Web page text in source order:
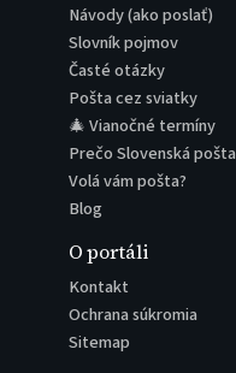
Návody (ako poslať)
Slovník pojmov
Časté otázky
Pošta cez sviatky
🎄 Vianočné termíny
Prečo Slovenská pošta
Volá vám pošta?
Blog
O portáli
Kontakt
Ochrana súkromia
Sitemap